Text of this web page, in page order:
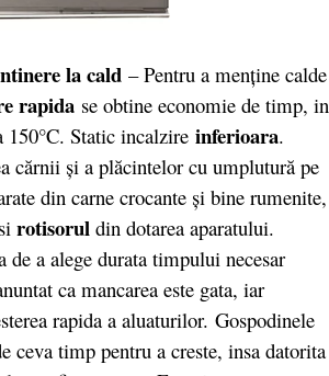
la cald – Pentru a menţine calde
rapida se obtine economie de timp, in
Static incalzire inferioara.
cărnii şi a plăcintelor cu umplutură pe
din carne crocante şi bine rumenite,
rotisorul din dotarea aparatului.
a alege durata timpului necesar
ca mancarea este gata, iar
rapida a aluaturilor. Gospodinele
ceva timp pentru a creste, insa datorita